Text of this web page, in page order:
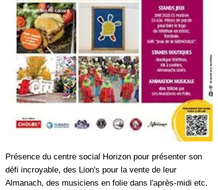
Présence du centre social Horizon pour présenter son
défi incroyable, des Lion's pour la vente de leur
Almanach, des musiciens en folie dans l'après-midi etc.